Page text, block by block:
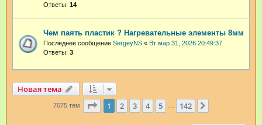
Ответы: 14
Чем паять пластик ? Нагревательные элементы 8мм
Последнее сообщение SergeyNS « Вт мар 31, 2026 20:49:37
Ответы: 3
Новая тема
7075 тем Страница из 142
1 2 3 4 5 142